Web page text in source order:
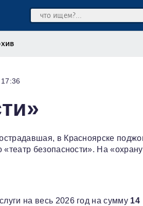
в Красноярске
безопасности». На
на весь 2026 год на сумму 14